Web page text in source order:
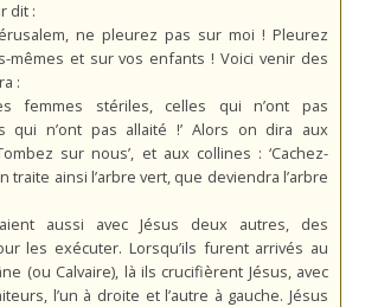
dit :
ne pleurez pas sur moi ! Pleurez
mêmes et sur vos enfants ! Voici venir des
:
femmes stériles, celles qui n’ont pas
qui n’ont pas allaité !’ Alors on dira aux
sur nous’, et aux collines : ‘Cachez-
traite ainsi l’arbre vert, que deviendra l’arbre
aussi avec Jésus deux autres, des
les exécuter. Lorsqu’ils furent arrivés au
(ou Calvaire), là ils crucifièrent Jésus, avec
l’un à droite et l’autre à gauche. Jésus